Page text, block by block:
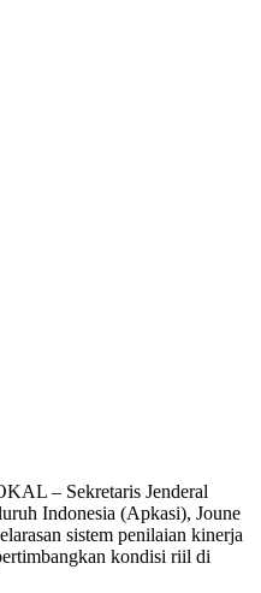
– Sekretaris Jenderal
Indonesia (Apkasi), Joune
sistem penilaian kinerja
kondisi riil di